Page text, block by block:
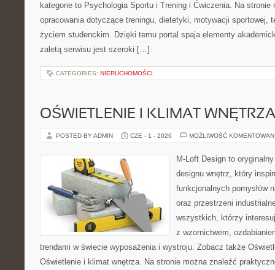
kategorie to Psychologia Sportu i Trening i Ćwiczenia. Na stronie
opracowania dotyczące treningu, dietetyki, motywacji sportowej,
życiem studenckim. Dzięki temu portal spaja elementy
zaletą serwisu jest szeroki […]
CATEGORIES: NIERUCHOMOŚCI
OŚWIETLENIE I KLIMAT WNĘTRZA
POSTED BY ADMIN CZE - 1 - 2026 MOŻLIWOŚĆ
M-Loft Design to
designu wnętrz, który
funkcjonalnych pomysłów
oraz przestrzeni
wszystkich, którzy
z wzornictwem,
trendami w świecie wyposażenia i wystroju. Zobacz także
Oświetlenie i klimat wnętrza. Na stronie można znaleźć